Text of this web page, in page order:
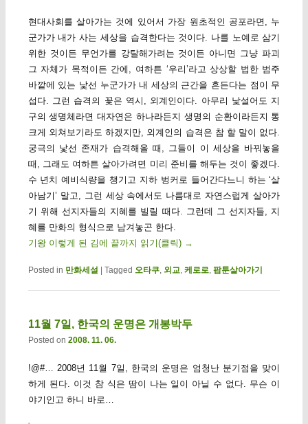
현대사회를 살아가는 것에 있어서 가장 원초적인 공포라면, 누
군가가 내가 사는 세상을 습격한다는 것이다. 나를 노예로 삼기
위한 것이든 무언가를 강탈해가려는 것이든 아니면 그냥 파괴
그 자체가 목적이든 간에, 여하튼 ‘우리’라고 상상할 법한 범주
바깥에 있는 낯선 누군가가 내 세상의 근간을 흔든다는 점이 무
섭다. 그런 습격의 꽃은 역시, 외계인이다. 아무리 낯설어도 지
구의 생명체라면 대자연은 하나라든지 생명의 순환이라든지 통
크게 외쳐보기라도 하겠지만, 외계인의 습격은 참 할 말이 없다.
궁극의 낯선 존재가 습격해올 때, 그들이 이 세상을 바꿔놓을
때, 그래도 여하튼 살아가려면 미리 준비를 해두는 것이 좋겠다.
수 년치 예비식량을 챙기고 지하 벙커로 들어간다느니 하는 ‘살
아남기’ 말고, 그런 세상 속에서도 나름대로 자연스럽게 살아가
기 위해 선지자들의 지혜를 빌릴 때다. 그런데 그 선지자들, 지
혜를 만화의 형식으로 남겨놓곤 한다.
기왕 이렇게 된 김에 끝까지 읽기(클릭) →
Posted in 만화세설 Tagged 오타쿠, 외교, 케로로, 팝툰살아가기
11월 7일, 한국의 운명은 개봉박두
Posted on 2008. 11. 06.
!@#… 2008년 11월 7일, 한국의 운명은 엄청난 분기점을 맞이
하게 된다. 이것 참 식은 땀이 나는 일이 아닐 수 없다. 무슨 이
야기인고 하니 바로…